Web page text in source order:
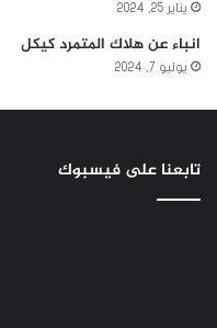
يناير 25, 2024
انباء عن هلاك المتمرد كيكل
يوليو 7, 2024
تابعنا على فيسبوك